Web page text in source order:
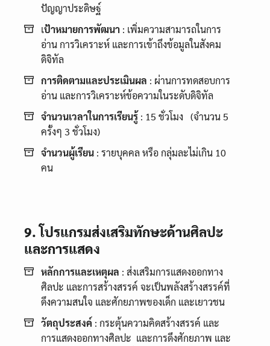
ปัญญาประดิษฐ์
เป้าหมายการพัฒนา : เพิ่มความสามารถในการ
อ่าน การวิเคราะห์ และการเข้าถึงข้อมูลในสังคม
ดิจิทัล
การติดตามและประเมินผล : ผ่านการทดสอบการ
อ่าน และการวิเคราะห์ข้อความในระดับดิจิทัล
จำนวนเวลาในการเรียนรู้ : 15 ชั่วโมง (จำนวน 5
ครั้งๆ 3 ชั่วโมง)
จำนวนผู้เรียน : รายบุคคล หรือ กลุ่มละไม่เกิน 10
คน
9. โปรแกรมส่งเสริมทักษะด้านศิลปะ
และการแสดง
หลักการและเหตุผล : ส่งเสริมการแสดงออกทาง
ศิลปะ และการสร้างสรรค์ จะเป็นพลังสร้างสรรค์ที่
ดึงความสนใจ และศักยภาพของเด็ก และเยาวชน
วัตถุประสงค์ : กระตุ้นความคิดสร้างสรรค์ และ
การแสดงออกทางศิลปะ และการดึงศักยภาพ และ